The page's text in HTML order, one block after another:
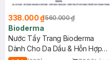
338.000 ₫560.000 ₫
Bioderma
Nước Tẩy Trang Bioderma
Dành Cho Da Dầu & Hỗn Hợp